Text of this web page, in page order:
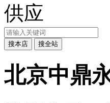
供应
北京中鼎